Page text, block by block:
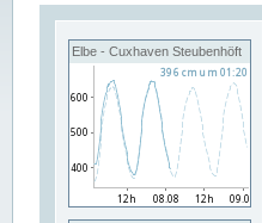
Elbe - Cuxhaven Steubenhöft